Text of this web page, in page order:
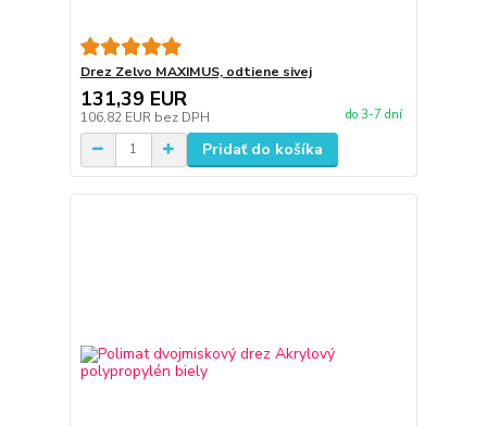
Drez Zelvo MAXIMUS, odtiene sivej
131,39 EUR
106,82 EUR bez DPH do 3-7 dní
Pridať do košíka